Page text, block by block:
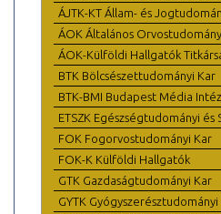
ÁJTK-KT Állam- és
ÁOK Általános
ÁOK-Külföldi Hallgatók
BTK Bölcsészettudományi Kar
BTK-BMI Budapest Média
ETSZK Egészségtudományi és
FOK Fogorvostudományi Kar
FOK-K Külföldi Hallgatók
GTK Gazdaságtudományi Kar
GYTK Gyógyszerésztudományi